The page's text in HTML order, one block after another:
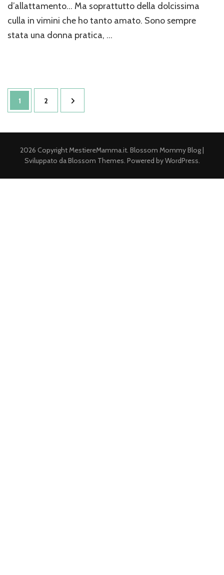
i
nostri
d’allattamento… Ma soprattutto della dolcissima
culla in vimini che ho tanto amato. Sono sempre
stata una donna pratica, …
Paginazione
degli
Pagina
1 Pagina
2
2026 CopyrightMestiereMamma.it. Blossom Mommy Blog |
Sviluppato daBlossom Themes. Powered byWordPress.